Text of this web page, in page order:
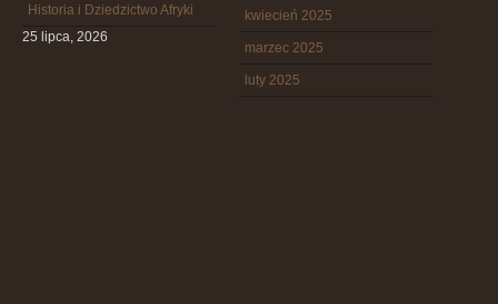
Historia i Dziedzictwo Afryki
25 lipca, 2026
kwiecień 2025
marzec 2025
luty 2025